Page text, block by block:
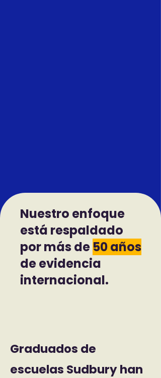
Nuestro enfoque
está respaldado
por más de 50 años
de evidencia
internacional.
Graduados de
escuelas Sudbury han